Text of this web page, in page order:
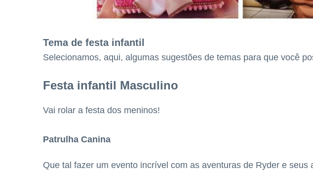
Tema de festa infantil
Selecionamos, aqui, algumas sugestões de temas para que você
Festa infantil Masculino
Vai rolar a festa dos meninos!
Patrulha Canina
Que tal fazer um evento incrível com as aventuras de Ryder e seus